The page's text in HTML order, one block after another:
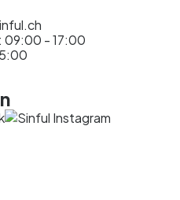
09:00 - 17:00